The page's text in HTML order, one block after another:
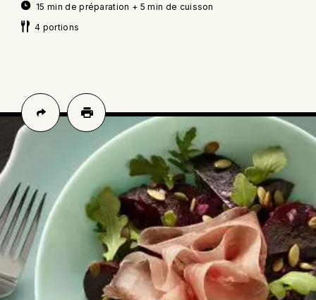
15 min de préparation + 5 min de cuisson
4 portions